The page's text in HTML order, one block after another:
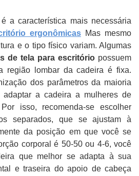
a característica mais necessária
ergonômicas Mas mesmo
e o tipo físico variam. Algumas
de tela para escritório possuem
região lombar da cadeira é fixa.
dos parâmetros da maioria
a cadeira a mulheres de
isso, recomenda-se escolher
separados, que se ajustam à
da posição em que você se
corporal é 50-50 ou 4-6, você
que melhor se adapta à sua
e traseira do apoio de cabeça